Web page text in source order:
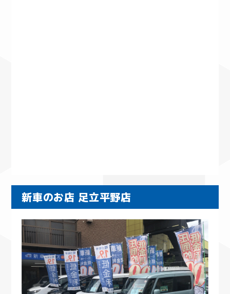
新車のお店 足立平野店